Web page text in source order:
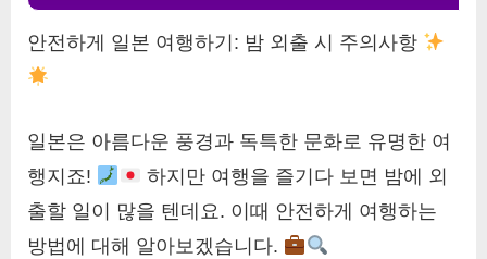
안전하게 일본 여행하기: 밤 외출 시 주의사항
일본은 아름다운 풍경과 독특한 문화로 유명한 여
행지죠!
하지만 여행을 즐기다 보면 밤에 외
출할 일이 많을 텐데요. 이때 안전하게 여행하는
방법에 대해 알아보겠습니다.